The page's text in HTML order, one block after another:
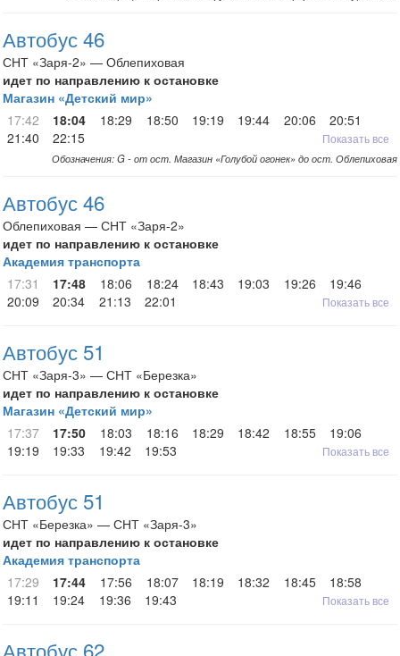
Автобус 46
СНТ «Заря-2» — Облепиховая
идет по направлению к остановке
Магазин «Детский мир»
17:42
18:04 18:29 18:50 19:19 19:44 20:06
20:51
21:40
22:15 Показать все
Обозначения: G - от ост. Магазин «Голубой огонек» до ост. Облепиховая
Автобус 46
Облепиховая — СНТ «Заря-2»
идет по направлению к остановке
Академия транспорта
17:31
17:48 18:06 18:24 18:43 19:03 19:26
19:46
20:09
20:34 21:13 22:01 Показать все
Автобус 51
СНТ «Заря-3» — СНТ «Березка»
идет по направлению к остановке
Магазин «Детский мир»
17:37
17:50 18:03 18:16 18:29 18:42 18:55
19:06
19:19
19:33 19:42 19:53 Показать все
Автобус 51
СНТ «Березка» — СНТ «Заря-3»
идет по направлению к остановке
Академия транспорта
17:29
17:44 17:56 18:07 18:19 18:32 18:45
18:58
19:11
19:24 19:36 19:43 Показать все
Автобус 62